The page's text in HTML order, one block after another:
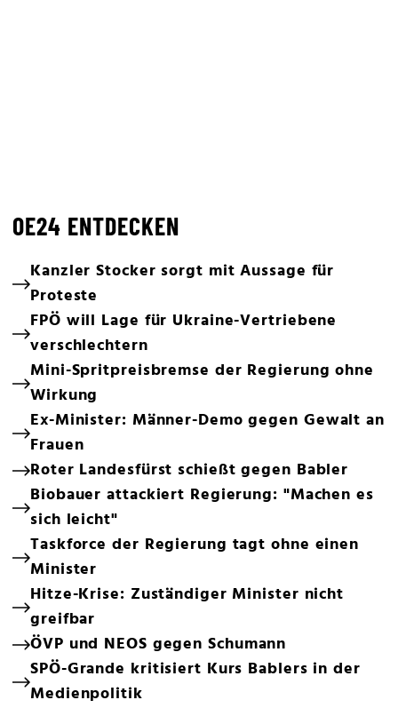
OE24 ENTDECKEN
Kanzler Stocker sorgt mit Aussage für
Proteste
FPÖ will Lage für Ukraine-Vertriebene
verschlechtern
Mini-Spritpreisbremse der Regierung ohne
Wirkung
Ex-Minister: Männer-Demo gegen Gewalt an
Frauen
Roter Landesfürst schießt gegen Babler
Biobauer attackiert Regierung: "Machen es
sich leicht"
Taskforce der Regierung tagt ohne einen
Minister
Hitze-Krise: Zuständiger Minister nicht
greifbar
ÖVP und NEOS gegen Schumann
SPÖ-Grande kritisiert Kurs Bablers in der
Medienpolitik